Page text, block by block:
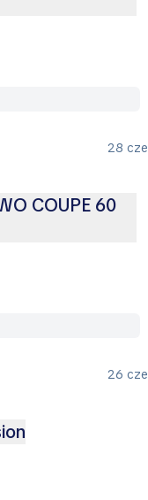
28
COUPE 60
26